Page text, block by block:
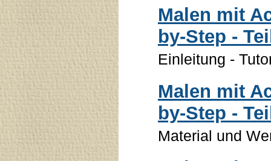
Malen mit
by-Step -
Einleitung -
Malen mit
by-Step -
Material und